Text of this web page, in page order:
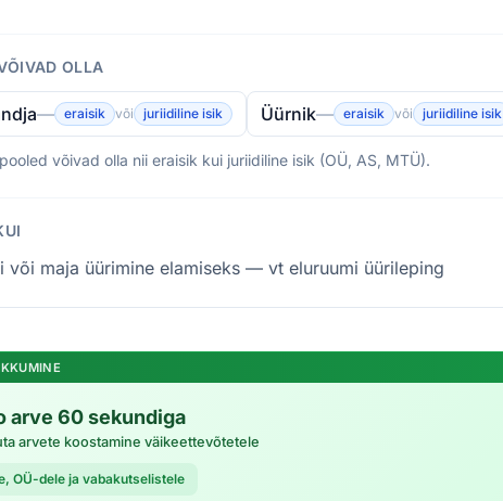
OLLA
— eraisik või juriidiline isik Üürnik— eraisik või juriidiline isik
võivad olla nii eraisik kui juriidiline isik (OÜ, AS, MTÜ).
või maja üürimine elamiseks — vt eluruumi üürileping
arve 60 sekundiga
arvete koostamine väikeettevõtetele
OÜ-dele ja vabakutselistele